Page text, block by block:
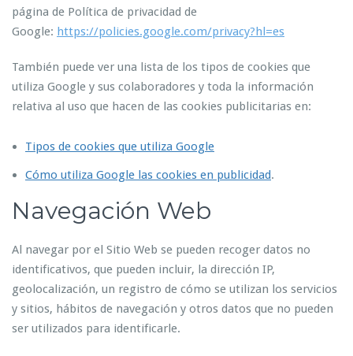
página de Política de privacidad de
Google: https://policies.google.com/privacy?hl=es
También puede ver una lista de los tipos de cookies que
utiliza Google y sus colaboradores y toda la información
relativa al uso que hacen de las cookies publicitarias en:
Tipos de cookies que utiliza Google
Cómo utiliza Google las cookies en publicidad.
Navegación Web
Al navegar por el Sitio Web se pueden recoger datos no
identificativos, que pueden incluir, la dirección IP,
geolocalización, un registro de cómo se utilizan los servicios
y sitios, hábitos de navegación y otros datos que no pueden
ser utilizados para identificarle.